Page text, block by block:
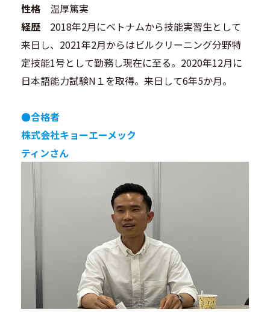
性格 温厚篤実
経歴 2018年2月にベトナムから技能実習生として
来日し、2021年2月からはビルクリーニング分野特
定技能1号として勤務し現在に至る。2020年12月に
日本語能力試験N１を取得。来日して6年5か月。
●合格者
株式会社キョーエーメック
ティンさん